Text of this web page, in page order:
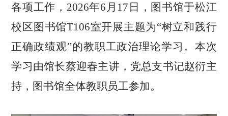
各项工作，2026年6月17日，图书馆于松江
校区图书馆T106室开展主题为“树立和践行
正确政绩观”的教职工政治理论学习。本次
学习由馆长蔡迎春主讲，党总支书记赵衍主
持，图书馆全体教职员工参加。